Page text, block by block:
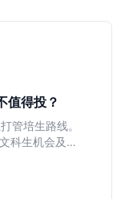
值得投？
管培生路线。
科生机会及决
。